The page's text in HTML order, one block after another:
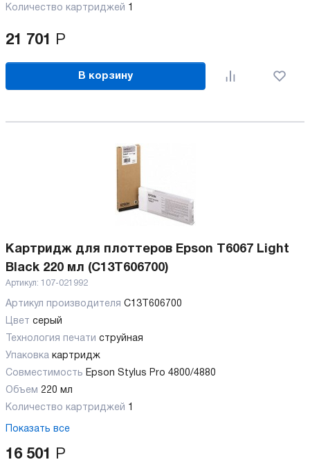
Количество картриджей 1
21 701 Р
В корзину
Картридж для плоттеров Epson T6067 Light
Black 220 мл (C13T606700)
Артикул: 107-021992
Артикул производителя C13T606700
Цвет серый
Технология печати струйная
Упаковка картридж
Совместимость Epson Stylus Pro 4800/4880
Объем 220 мл
Количество картриджей 1
Показать все
16 501 Р